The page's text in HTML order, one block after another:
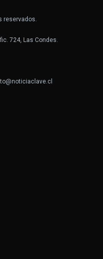
reservados.
724, Las Condes.